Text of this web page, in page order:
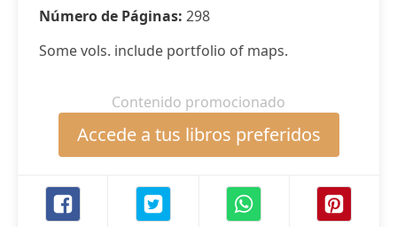
Número de Páginas: 298
Some vols. include portfolio of maps.
Contenido promocionado
Accede a tus libros preferidos